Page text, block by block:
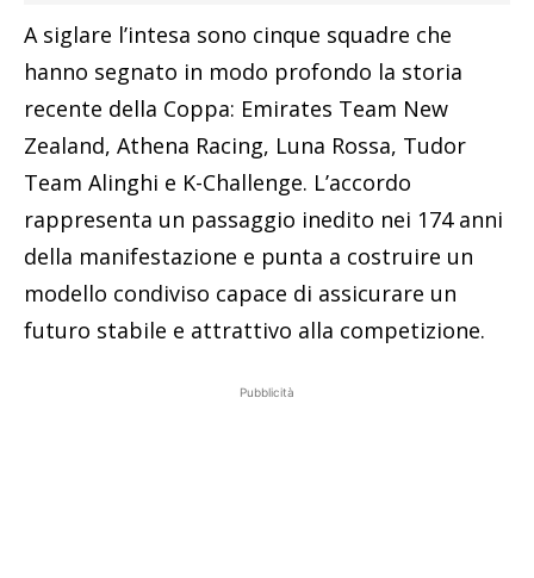
A siglare l’intesa sono cinque squadre che
hanno segnato in modo profondo la storia
recente della Coppa: Emirates Team New
Zealand, Athena Racing, Luna Rossa, Tudor
Team Alinghi e K-Challenge. L’accordo
rappresenta un passaggio inedito nei 174 anni
della manifestazione e punta a costruire un
modello condiviso capace di assicurare un
futuro stabile e attrattivo alla competizione.
Pubblicità